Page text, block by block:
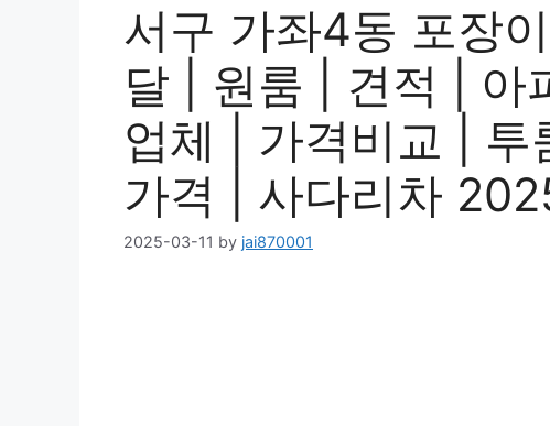
서구 가좌4동 포장
달 | 원룸 | 견적 | 아
업체 | 가격비교 | 투
가격 | 사다리차
2025-03-11 by jai870001